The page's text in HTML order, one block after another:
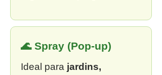
🌊 Spray (Pop-up)
Ideal para jardins,